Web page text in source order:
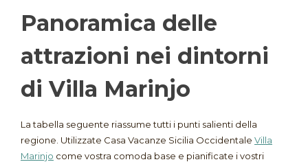
Panoramica delle
attrazioni nei dintorni
di Villa Marinjo
La tabella seguente riassume tutti i punti salienti della
regione. Utilizzate Casa Vacanze Sicilia Occidentale Villa
Marinjo come vostra comoda base e pianificate i vostri